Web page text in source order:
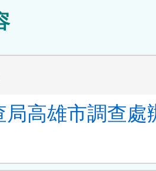
局高雄市調查處